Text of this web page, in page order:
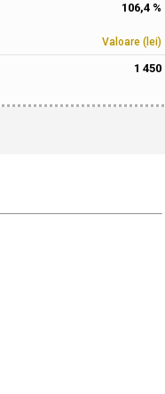
106,4 %
Valoare (lei)
1 450